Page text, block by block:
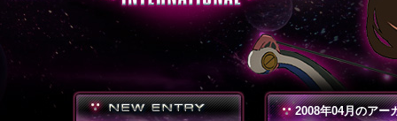
2008年04月のアー